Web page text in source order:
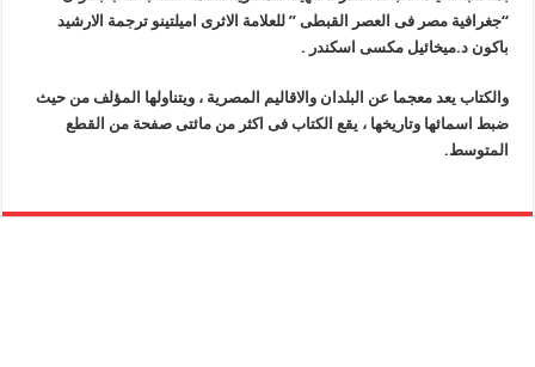
“جغرافية مصر فى العصر القبطى ” للعلامة الاثرى اميلتينو ترجمة الارشيد
باكون د.ميخائيل مكسى اسكندر .
والكتاب يعد معجما عن البلدان والاقاليم المصرية ، ويتناولها المؤلف من حيث
ضبط اسمائها وتاريخها ، يقع الكتاب فى اكثر من مائتى صفحة من القطع
المتوسط.